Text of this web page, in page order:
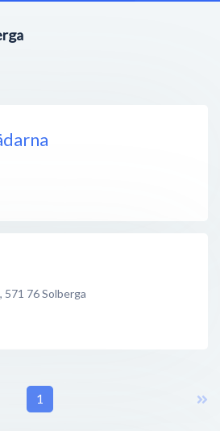
, 571 76Solberga
1